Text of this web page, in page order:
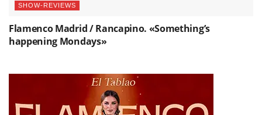
SHOW-REVIEWS
Flamenco Madrid / Rancapino. «Something’s
happening Mondays»